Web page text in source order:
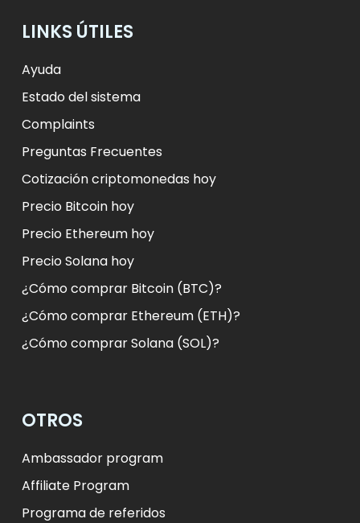
LINKS ÚTILES
Ayuda
Estado del sistema
Complaints
Preguntas Frecuentes
Cotización criptomonedas hoy
Precio Bitcoin hoy
Precio Ethereum hoy
Precio Solana hoy
¿Cómo comprar Bitcoin (BTC)?
¿Cómo comprar Ethereum (ETH)?
¿Cómo comprar Solana (SOL)?
OTROS
Ambassador program
Affiliate Program
Programa de referidos